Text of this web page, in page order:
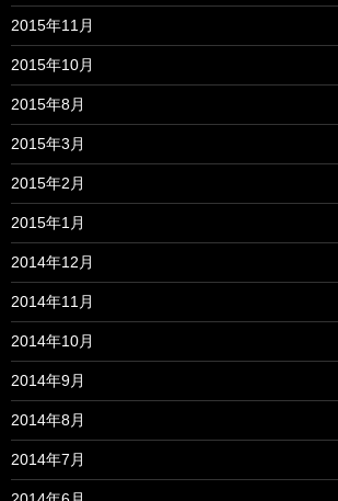
2015年11月
2015年10月
2015年8月
2015年3月
2015年2月
2015年1月
2014年12月
2014年11月
2014年10月
2014年9月
2014年8月
2014年7月